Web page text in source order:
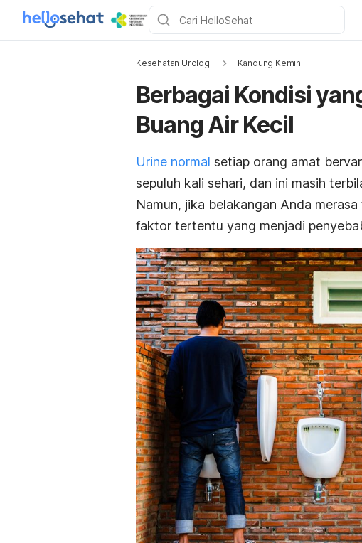
Kesehatan Urologi Kandung Kemih
Berbagai Kondisi
Buang Air Kecil
Urine normal setiap orang amat
sepuluh kali sehari, dan ini masih
Namun, jika belakangan Anda merasa
faktor tertentu yang menjadi